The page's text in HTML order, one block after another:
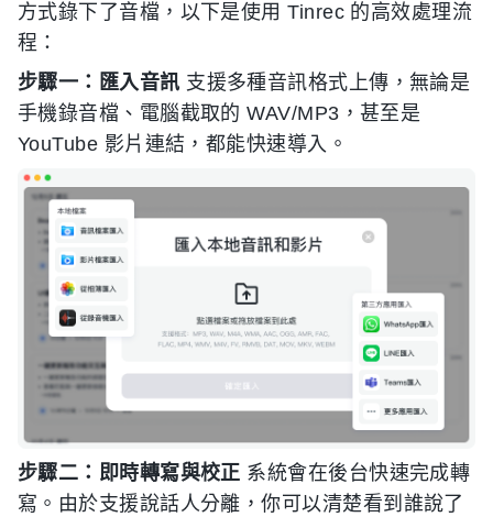
方式錄下了音檔，以下是使用 Tinrec 的高效處理流
程：
步驟一：匯入音訊支援多種音訊格式上傳，無論是
手機錄音檔、電腦截取的 WAV/MP3，甚至是
YouTube 影片連結，都能快速導入。
步驟二：即時轉寫與校正 系統會在後台快速完成轉
寫。由於支援說話人分離，你可以清楚看到誰說了